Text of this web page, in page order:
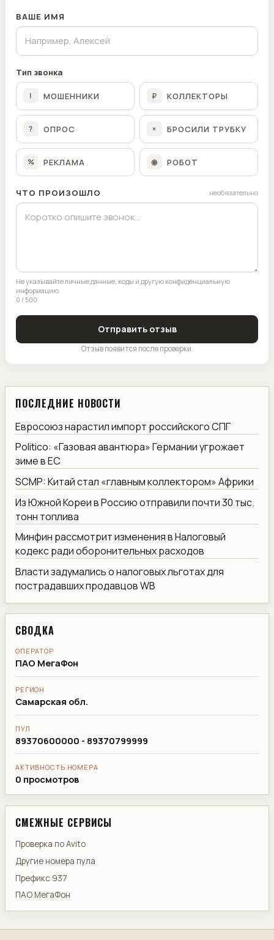
ВАШЕ ИМЯ
Тип звонка
! МОШЕННИКИ ₽ КОЛЛЕКТОРЫ
? ОПРОС × БРОСИЛИ ТРУБКУ
% РЕКЛАМА ◉ РОБОТ
ЧТО ПРОИЗОШЛО необязательно
Не указывайте личные данные, коды и другую конфиденциальную
информацию.
0 / 500
Отправить отзыв
Отзыв появится после проверки.
ПОСЛЕДНИЕ НОВОСТИ
Евросоюз нарастил импорт российского СПГ
Politico: «Газовая авантюра» Германии угрожает
зиме в ЕС
SCMP: Китай стал «главным коллектором» Африки
Из Южной Кореи в Россию отправили почти 30 тыс.
тонн топлива
Минфин рассмотрит изменения в Налоговый
кодекс ради оборонительных расходов
Власти задумались о налоговых льготах для
пострадавших продавцов WB
СВОДКА
ОПЕРАТОР
ПАО МегаФон
РЕГИОН
Самарская обл.
ПУЛ
89370600000 - 89370799999
АКТИВНОСТЬ НОМЕРА
0 просмотров
СМЕЖНЫЕ СЕРВИСЫ
Проверка по Avito
Другие номера пула
Префикс 937
ПАО МегаФон